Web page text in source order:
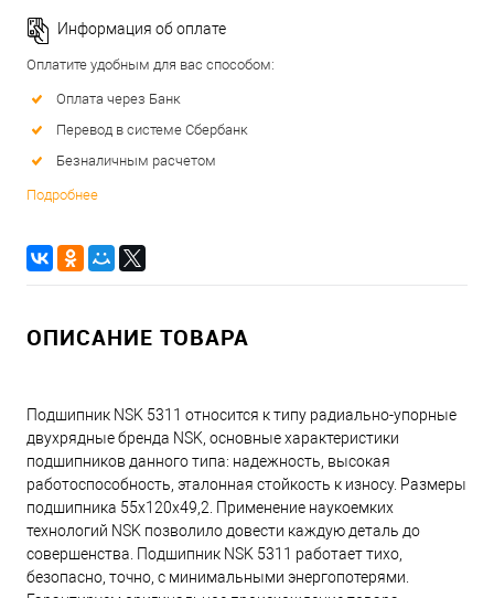
Информация об оплате
Оплатите удобным для вас способом:
Оплата через Банк
Перевод в системе Сбербанк
Безналичным расчетом
Подробнее
ОПИСАНИЕ ТОВАРА
Подшипник NSK 5311 относится к типу радиально-упорные
двухрядные бренда NSK, основные характеристики
подшипников данного типа: надежность, высокая
работоспособность, эталонная стойкость к износу. Размеры
подшипника 55x120x49,2. Применение наукоемких
технологий NSK позволило довести каждую деталь до
совершенства. Подшипник NSK 5311 работает тихо,
безопасно, точно, с минимальными энергопотерями.